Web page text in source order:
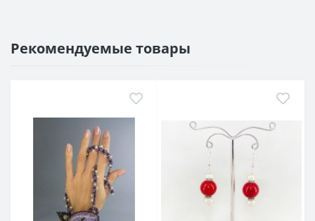
Рекомендуемые товары